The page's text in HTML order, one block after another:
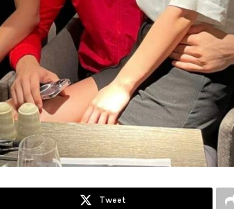
Tweet